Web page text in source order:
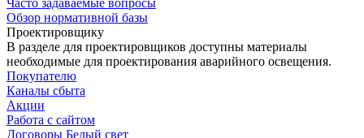
Часто задаваемые вопросы
Обзор нормативной базы
Проектировщику
В разделе для проектировщиков доступны материалы
необходимые для проектирования аварийного освещения.
Покупателю
Каналы сбыта
Акции
Работа с сайтом
Договоры Белый свет